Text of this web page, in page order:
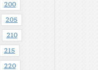
200
205
210
215
220